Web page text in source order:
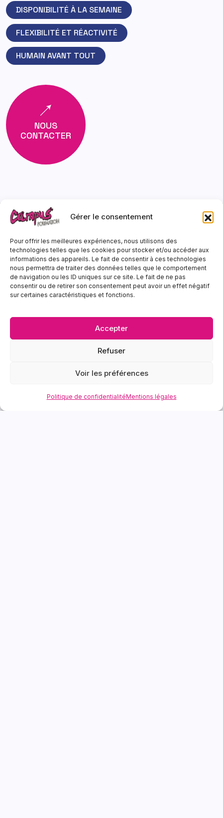
Gérer le consentement
Pour offrir les meilleures expériences, nous utilisons des
technologies telles que les cookies pour stocker et/ou accéder aux
informations des appareils. Le fait de consentir à ces technologies
nous permettra de traiter des données telles que le comportement
de navigation ou les ID uniques sur ce site. Le fait de ne pas
consentir ou de retirer son consentement peut avoir un effet négatif
sur certaines caractéristiques et fonctions.
Accepter
Refuser
Voir les préférences
Politique de confidentialitéMentions légales
DISPONIBILITÉ À LA SEMAINE
FLEXIBILITÉ ET RÉACTIVITÉ
HUMAIN AVANT TOUT
NOUS
CONTACTER
Lundi - Vendredi : 8h-12h 13h-18h
21 rue des Frères Lumière 14120 Mondeville
02 31 70 90 00
fanny@campusformation.com
INSCRIPTION EN LIGNE